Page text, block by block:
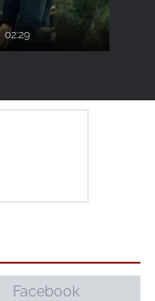
02:29
Facebook